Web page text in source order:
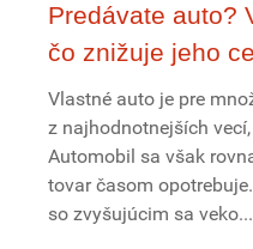
Predávate auto?
čo znižuje jeho
Vlastné auto je pre
z najhodnotnejších
Automobil sa však
tovar časom
so zvyšujúcim sa veko...